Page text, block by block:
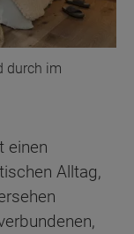
durch im
einen
Alltag,